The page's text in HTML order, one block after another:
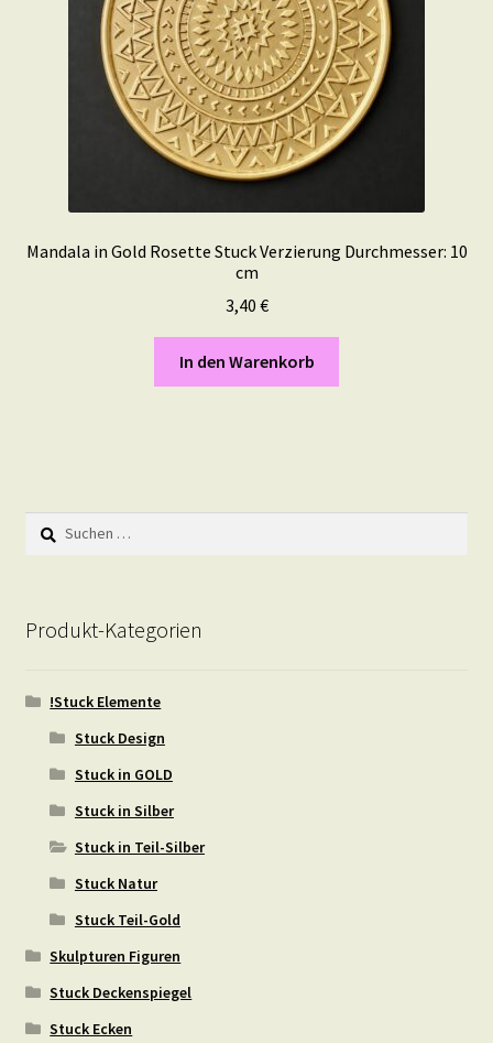
Mandala in Gold Rosette Stuck Verzierung Durchmesser: 10
cm
3,40 €
In den Warenkorb
Suchen
nach:
Produkt-Kategorien
!Stuck Elemente
Stuck Design
Stuck in GOLD
Stuck in Silber
Stuck in Teil-Silber
Stuck Natur
Stuck Teil-Gold
Skulpturen Figuren
Stuck Deckenspiegel
Stuck Ecken